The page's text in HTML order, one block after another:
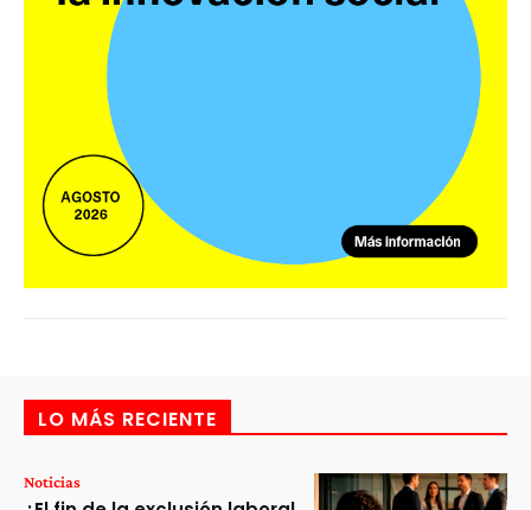
LO MÁS RECIENTE
Noticias